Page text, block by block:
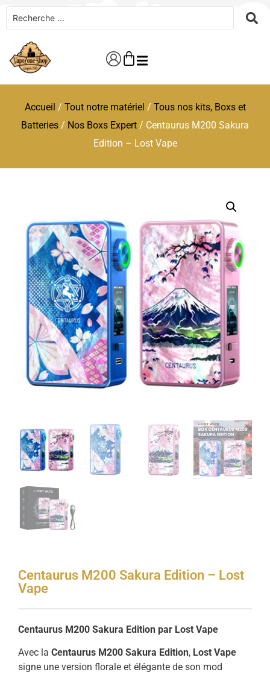
Accueil / Tout notre matériel / Tous nos kits, Boxs et
Batteries / Nos Boxs Expert / Centaurus M200 Sakura
Edition – Lost Vape
Centaurus M200 Sakura Edition – Lost
Vape
Centaurus M200 Sakura Edition par Lost Vape
Avec la Centaurus M200 Sakura Edition, Lost Vape
signe une version florale et élégante de son mod